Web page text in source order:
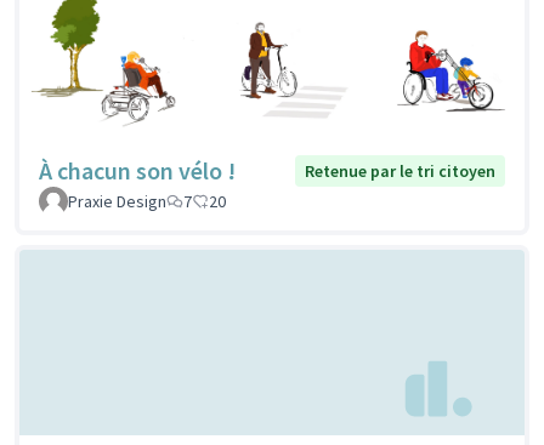
À chacun son vélo !
Retenue par le tri citoyen
Praxie Design
7 20